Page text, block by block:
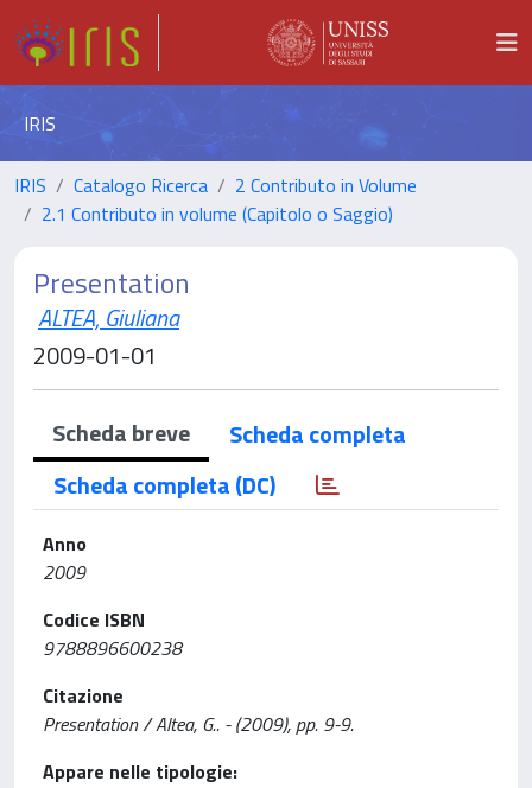
IRIS
IRIS Catalogo Ricerca
2 Contributo in Volume
2.1 Contributo in volume (Capitolo o Saggio)
Presentation
ALTEA, Giuliana
2009-01-01
Scheda breve
Scheda completa
Scheda completa (DC)
Anno
2009
Codice ISBN
9788896600238
Citazione
Presentation / Altea, G.. - (2009), pp. 9-9.
Appare nelle tipologie: